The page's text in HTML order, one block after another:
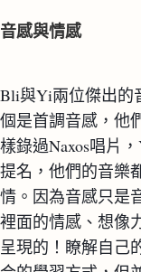
音感與情感
Bli與Yi兩位傑出的
個是首調音感，他
樣錄過Naxos唱片
提名，他們的音樂
情。因為音感只是
裡面的情感、想像
呈現的！瞭解自己